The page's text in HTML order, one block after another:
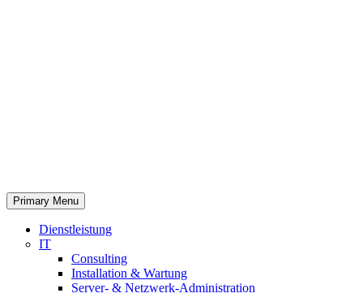
Primary Menu
Dienstleistung
IT
Consulting
Installation & Wartung
Server- & Netzwerk-Administration